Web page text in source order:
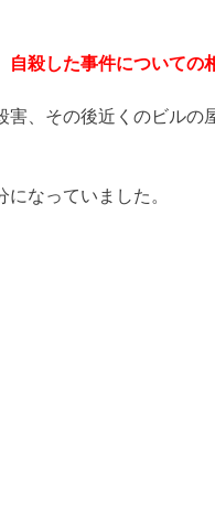
自殺した事件についての
、その後近くのビルの
なっていました。